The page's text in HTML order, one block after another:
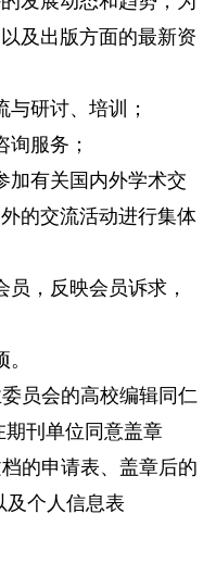
及出版方面的最新资
与研讨、培训；
询服务；
加有关国内外学术交
的交流活动进行集体
员，反映会员诉求，
员会的高校编辑同仁
刊单位同意盖章
的申请表、盖章后的
及个人信息表